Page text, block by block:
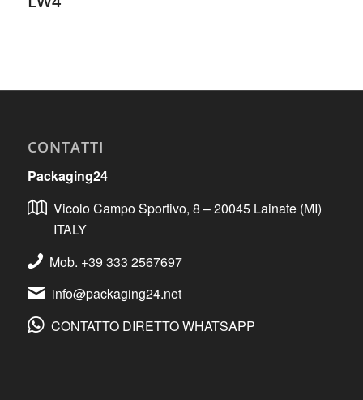
CONTATTI
Packaging24
Vicolo Campo Sportivo, 8 – 20045 Lainate (MI)
ITALY
Mob. +39 333 2567697
info@packaging24.net
CONTATTO DIRETTO WHATSAPP